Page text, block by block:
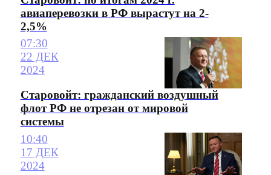
авиаперевозки в РФ вырастут на 2-
2,5%
07:30
22 ДЕК
2024
Старовойт: гражданский воздушный
флот РФ не отрезан от мировой
системы
10:40
17 ДЕК
2024